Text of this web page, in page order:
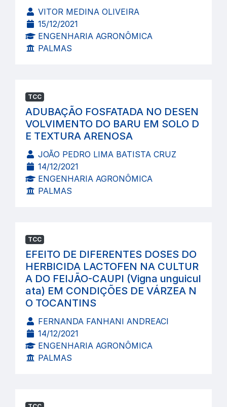
VITOR MEDINA OLIVEIRA
15/12/2021
ENGENHARIA AGRONÔMICA
PALMAS
TCC
ADUBAÇÃO FOSFATADA NO DESEN
VOLVIMENTO DO BARU EM SOLO D
E TEXTURA ARENOSA
JOÃO PEDRO LIMA BATISTA CRUZ
14/12/2021
ENGENHARIA AGRONÔMICA
PALMAS
TCC
EFEITO DE DIFERENTES DOSES DO
HERBICIDA LACTOFEN NA CULTUR
A DO FEIJÃO-CAUPI (Vigna unguicul
ata) EM CONDIÇÕES DE VÁRZEA N
O TOCANTINS
FERNANDA FANHANI ANDREACI
14/12/2021
ENGENHARIA AGRONÔMICA
PALMAS